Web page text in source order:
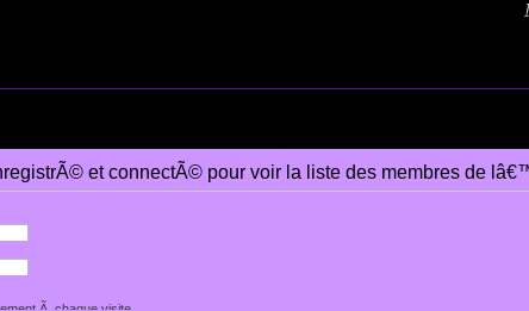
et connectÃ© pour voir la liste des membres de